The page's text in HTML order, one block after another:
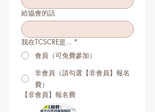
給協會的話
我在TCSCRE是... *
會員（可免費參加）
非會員（請勾選【非會員】報名
費）
【非會員】報名費